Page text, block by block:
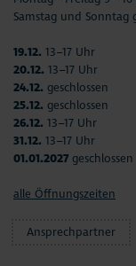
Samstag und Sonntag
19.12. 13–17 Uhr
20.12. 13–17 Uhr
24.12. geschlossen
25.12. geschlossen
26.12. 13–17 Uhr
31.12. 13–17 Uhr
01.01.2027 geschlossen
alle Öffnungszeiten
Ansprechpartner